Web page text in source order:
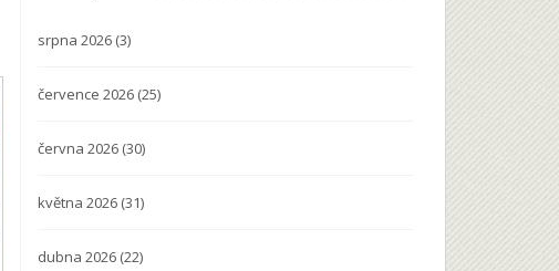
srpna 2026 (3)
července 2026 (25)
června 2026 (30)
května 2026 (31)
dubna 2026 (22)